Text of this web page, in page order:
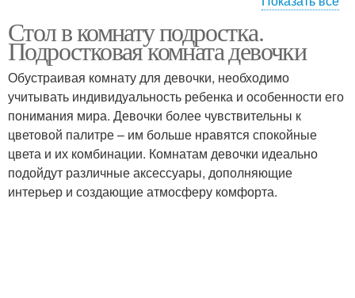
Стол для подростка Письменный стол
Письменные столы
Столы в современном
стиле
Стол в комнату подростка.
Подростковая комната девочки
Обустраивая комнату для девочки, необходимо
учитывать индивидуальность ребенка и особенности его
понимания мира. Девочки более чувствительны к
цветовой палитре – им больше нравятся спокойные
цвета и их комбинации. Комнатам девочки идеально
подойдут различные аксессуары, дополняющие
интерьер и создающие атмосферу комфорта.